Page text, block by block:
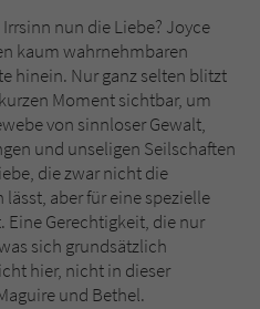
nun die Liebe? Joyce
kaum wahrnehmbaren
hinein. Nur ganz selten blitzt
Moment sichtbar, um
von sinnloser Gewalt,
und unseligen Seilschaften
die zwar nicht die
aber für eine spezielle
Eine Gerechtigkeit, die nur
sich grundsätzlich
hier, nicht in dieser
und Bethel.